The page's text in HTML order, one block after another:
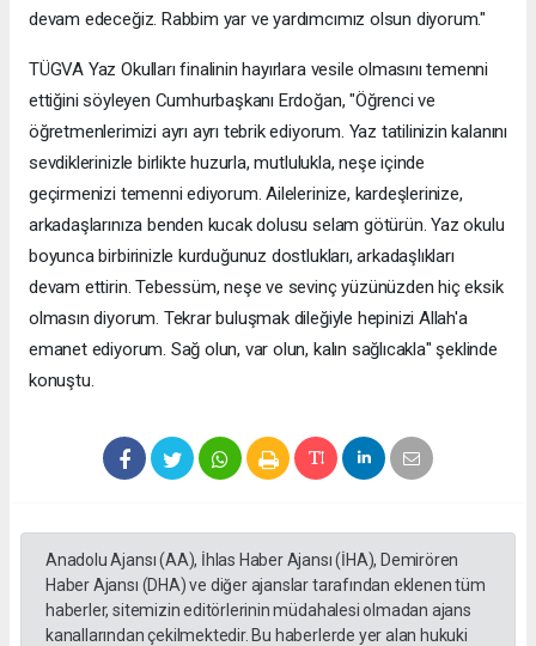
devam edeceğiz. Rabbim yar ve yardımcımız olsun diyorum."
TÜGVA Yaz Okulları finalinin hayırlara vesile olmasını temenni
ettiğini söyleyen Cumhurbaşkanı Erdoğan, "Öğrenci ve
öğretmenlerimizi ayrı ayrı tebrik ediyorum. Yaz tatilinizin kalanını
sevdiklerinizle birlikte huzurla, mutlulukla, neşe içinde
geçirmenizi temenni ediyorum. Ailelerinize, kardeşlerinize,
arkadaşlarınıza benden kucak dolusu selam götürün. Yaz okulu
boyunca birbirinizle kurduğunuz dostlukları, arkadaşlıkları
devam ettirin. Tebessüm, neşe ve sevinç yüzünüzden hiç eksik
olmasın diyorum. Tekrar buluşmak dileğiyle hepinizi Allah'a
emanet ediyorum. Sağ olun, var olun, kalın sağlıcakla" şeklinde
konuştu.
Anadolu Ajansı (AA), İhlas Haber Ajansı (İHA), Demirören
Haber Ajansı (DHA) ve diğer ajanslar tarafından eklenen tüm
haberler, sitemizin editörlerinin müdahalesi olmadan ajans
kanallarından çekilmektedir. Bu haberlerde yer alan hukuki